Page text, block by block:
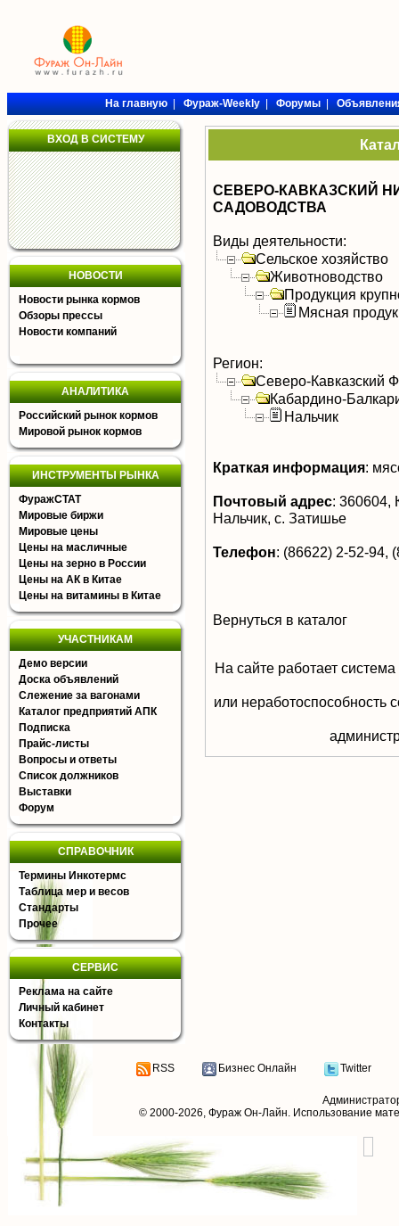
На главную|Фураж-Weekly|Форумы|
ВХОД В СИСТЕМУ
НОВОСТИ
Новости рынка кормов
Обзоры прессы
Новости компаний
АНАЛИТИКА
Российский рынок кормов
Мировой рынок кормов
ИНСТРУМЕНТЫ РЫНКА
ФуражСТАТ
Мировые биржи
Мировые цены
Цены на масличные
Цены на зерно в России
Цены на АК в Китае
Цены на витамины в Китае
УЧАСТНИКАМ
Демо версии
Доска объявлений
Слежение за вагонами
Каталог предприятий АПК
Подписка
Прайс-листы
Вопросы и ответы
Список должников
Выставки
Форум
СПРАВОЧНИК
Термины Инкотермс
Таблица мер и весов
Стандарты
Прочее
СЕРВИС
Реклама на сайте
Личный кабинет
Контакты
СЕВЕРО-КАВКАЗСКИЙ
САДОВОДСТВА
Виды деятельности:
Сельское хозяйство
Животноводство
Продукция
Мясная
Регион:
Северо-Кавказский
Кабардино-
Нальчик
Краткая информация:
Почтовый адрес: 360604,
Нальчик, с. Затишье
Телефон: (86622) 2-52-94,
Вернуться в каталог
На сайте работает
или неработоспособность
RSS Бизнес Онлайн Twitter
© 2000-2026, Фураж Он-Лайн. Использование